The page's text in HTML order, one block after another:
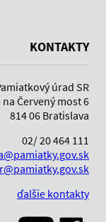
KONTAKTY
úrad SR
na Červený most 6
814 06 Bratislava
02/ 20 464 111
ďalšie kontakty